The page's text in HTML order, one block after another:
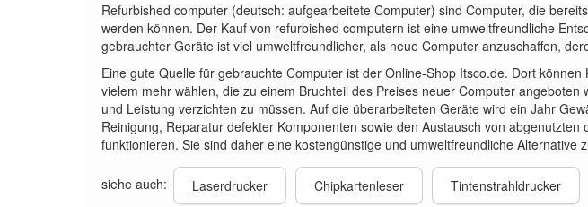
Refurbished computer (deutsch: aufgearbeitete Computer) sind Computer, die
werden können. Der Kauf von refurbished computern ist eine umweltfreundliche
gebrauchter Geräte ist viel umweltfreundlicher, als neue Computer anzuschaffen,
Eine gute Quelle für gebrauchte Computer ist der Online-Shop Itsco.de. Dort
vielem mehr wählen, die zu einem Bruchteil des Preises neuer Computer
und Leistung verzichten zu müssen. Auf die überarbeiteten Geräte wird ein Jahr
Reinigung, Reparatur defekter Komponenten sowie den Austausch von
funktionieren. Sie sind daher eine kostengünstige und umweltfreundliche Alternative
siehe auch: Laserdrucker Chipkartenleser Tintenstrahldrucker